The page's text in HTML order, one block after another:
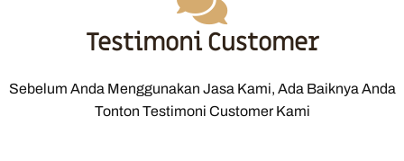
Testimoni Customer
Sebelum Anda Menggunakan Jasa Kami, Ada Baiknya Anda
Tonton Testimoni Customer Kami